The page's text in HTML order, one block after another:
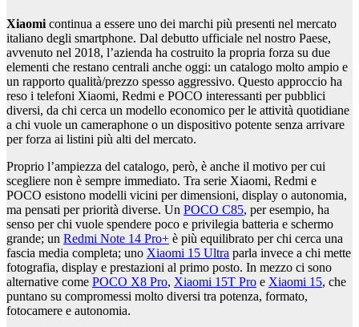
Xiaomicontinua a essere uno dei marchi più presenti nel mercato
italiano degli smartphone. Dal debutto ufficiale nel nostro Paese,
avvenuto nel 2018, l’azienda ha costruito la propria forza su due
elementi che restano centrali anche oggi: un catalogo molto ampio e
un rapporto qualità/prezzo spesso aggressivo. Questo approccio ha
reso i telefoni Xiaomi, Redmi e POCO interessanti per pubblici
diversi, da chi cerca un modello economico per le attività quotidiane
a chi vuole un cameraphone o un dispositivo potente senza arrivare
per forza ai listini più alti del mercato.
Proprio l’ampiezza del catalogo, però, è anche il motivo per cui
scegliere non è sempre immediato. Tra serie Xiaomi, Redmi e
POCO esistono modelli vicini per dimensioni, display o autonomia,
ma pensati per priorità diverse. Un POCO C85, per esempio, ha
senso per chi vuole spendere poco e privilegia batteria e schermo
grande; un Redmi Note 14 Pro+ è più equilibrato per chi cerca una
fascia media completa; uno Xiaomi 15 Ultra parla invece a chi mette
fotografia, display e prestazioni al primo posto. In mezzo ci sono
alternative come POCO X8 Pro, Xiaomi 15T Pro e Xiaomi 15, che
puntano su compromessi molto diversi tra potenza, formato,
fotocamere e autonomia.